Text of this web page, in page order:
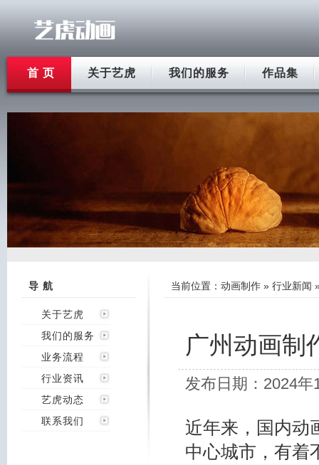
首 页 关于艺虎 我们的服务 作品集
导 航
关于艺虎
我们的服务
业务流程
行业资讯
艺虎动态
联系我们
当前位置： 动画制作 » 行业新闻
广州动画制
发布日期：2024
近年来，国内动
中心城市，有着